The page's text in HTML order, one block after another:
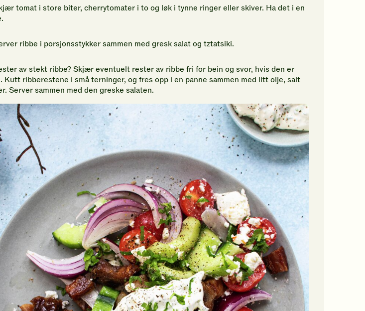
tomat i store biter, cherrytomater i to og løk i tynne ringer eller skiver. Ha det i en
ribbe i porsjonsstykker sammen med gresk salat og tztatsiki.
av stekt ribbe? Skjær eventuelt rester av ribbe fri for bein og svor, hvis den er
Kutt ribberestene i små terninger, og fres opp i en panne sammen med litt olje, salt
Server sammen med den greske salaten.